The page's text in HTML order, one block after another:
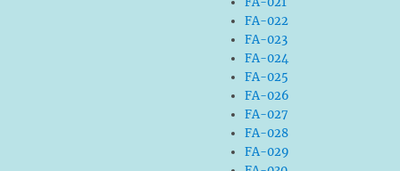
FA-022
FA-023
FA-024
FA-025
FA-026
FA-027
FA-028
FA-029